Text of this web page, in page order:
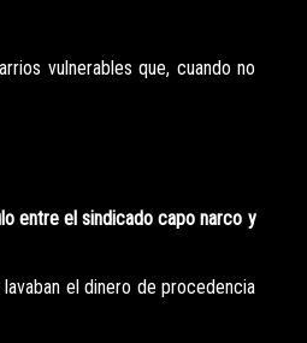
vulnerables que, cuando no
entre el sindicado capo narco y
el dinero de procedencia